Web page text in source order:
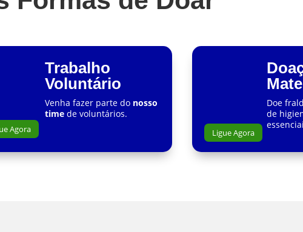
Trabalho
Voluntário
Venha fazer parte do nosso
timede voluntários.
Agora
Doe
de
Ligue Agora